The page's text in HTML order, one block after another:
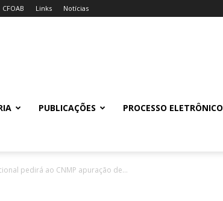
CFOAB Links Notícias
PUBLICAÇÕES PROCESSO ELETRÔNICO
pedirá ao CNMP apuração de...